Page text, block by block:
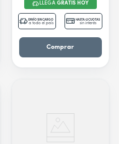
LLEGAGRATIS HOY
ENVÍO SIN CARGO
a todo el país
HASTA 12 CUOTAS
sin interés
Comprar